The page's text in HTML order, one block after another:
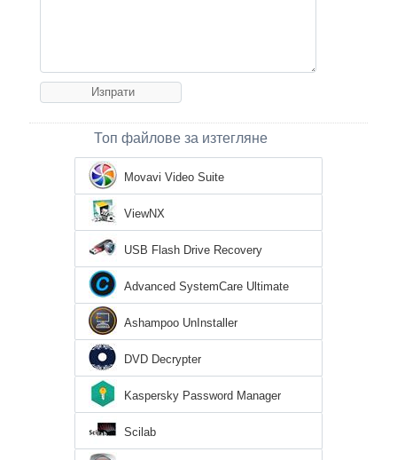
Топ файлове за изтегляне
Movavi Video Suite
ViewNX
USB Flash Drive Recovery
Advanced SystemCare Ultimate
Ashampoo UnInstaller
DVD Decrypter
Kaspersky Password Manager
Scilab